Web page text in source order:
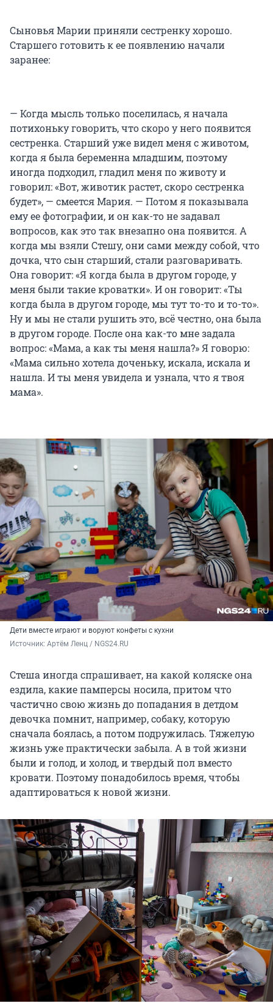
Сыновья Марии приняли сестренку хорошо.
Старшего готовить к ее появлению начали
заранее:
— Когда мысль только поселилась, я начала
потихоньку говорить, что скоро у него появится
сестренка. Старший уже видел меня с животом,
когда я была беременна младшим, поэтому
иногда подходил, гладил меня по животу и
говорил: «Вот, животик растет, скоро сестренка
будет», — смеется Мария. — Потом я показывала
ему ее фотографии, и он как-то не задавал
вопросов, как это так внезапно она появится. А
когда мы взяли Стешу, они сами между собой, что
дочка, что сын старший, стали разговаривать.
Она говорит: «Я когда была в другом городе, у
меня были такие кроватки». И он говорит: «Ты
когда была в другом городе, мы тут то-то и то-то».
Ну и мы не стали рушить это, всё честно, она была
в другом городе. После она как-то мне задала
вопрос: «Мама, а как ты меня нашла?» Я говорю:
«Мама сильно хотела доченьку, искала, искала и
нашла. И ты меня увидела и узнала, что я твоя
мама».
Дети вместе играют и воруют конфеты с кухни
Источник: Артём Ленц / NGS24.RU
Стеша иногда спрашивает, на какой коляске она
ездила, какие памперсы носила, притом что
частично свою жизнь до попадания в детдом
девочка помнит, например, собаку, которую
сначала боялась, а потом подружилась. Тяжелую
жизнь уже практически забыла. А в той жизни
были и голод, и холод, и твердый пол вместо
кровати. Поэтому понадобилось время, чтобы
адаптироваться к новой жизни.